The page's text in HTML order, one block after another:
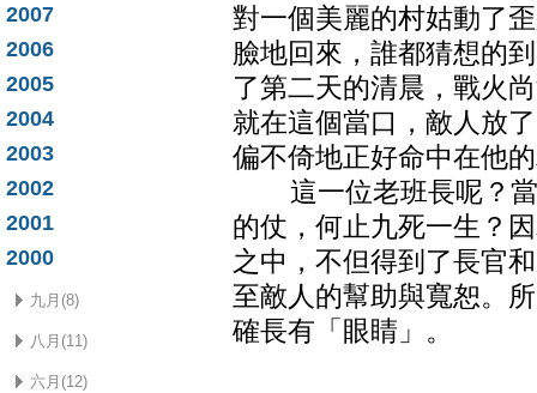
2007
2006
2005
2004
2003
2002
2001
2000
九月(8)
八月(11)
六月(12)
對一個美麗的村姑動了
臉地回來，誰都猜想的
了第二天的清晨，戰火
就在這個當口，敵人放
偏不倚地正好命中在他
這一位老班長呢？當
的仗，何止九死一生？
之中，不但得到了長官
至敵人的幫助與寬恕。
確長有「眼睛」。